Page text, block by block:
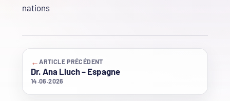
nations
←ARTICLE PRÉCÉDENT
Dr. Ana Lluch – Espagne
14.06.2026